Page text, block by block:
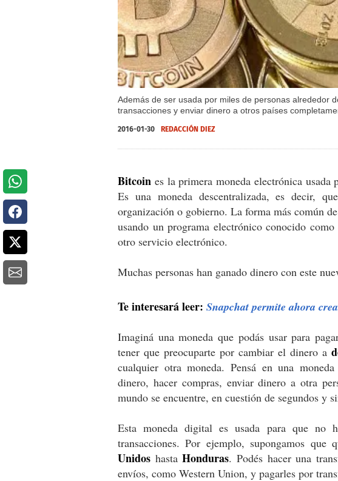
Además de ser usada por miles de personas alrededor
transacciones y enviar dinero a otros países
2016-01-30 REDACCIÓN DIEZ
Bitcoin es la primera moneda electrónica usada
Es una moneda descentralizada, es decir,
organización o gobierno. La forma más común
usando un programa electrónico conocido
otro servicio electrónico.
Muchas personas han ganado dinero con este
Te interesará leer: Snapchat permite ahora
Imaginá una moneda que podás usar para
tener que preocuparte por cambiar el dinero a
cualquier otra moneda. Pensá en una
dinero, hacer compras, enviar dinero a otra
mundo se encuentre, en cuestión de segundos y
Esta moneda digital es usada para que no
transacciones. Por ejemplo, supongamos que
Unidos hastaHonduras. Podés hacer una
envíos, como Western Union, y pagarles por